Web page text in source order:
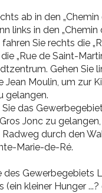
ab in den
links in den
fahren Sie rechts die
„Rue de Saint-
Gehen Sie
Jean Moulin, um zur
gelangen.
Sie das
Jonc zu
Radweg durch den
Marie-de-Ré.
des Gewerbegebiets
(ein kleiner Hunger ...?